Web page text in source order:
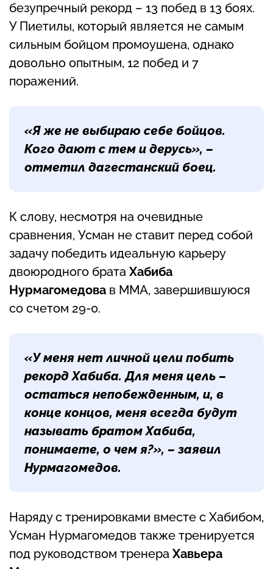
безупречный рекорд – 13 побед в 13 боях.
У Пиетилы, который является не самым
сильным бойцом промоушена, однако
довольно опытным, 12 побед и 7
поражений.
«Я же не выбираю себе бойцов.
Кого дают с тем и дерусь», –
отметил дагестанский боец.
К слову, несмотря на очевидные
сравнения, Усман не ставит перед собой
задачу победить идеальную карьеру
двоюродного брата Хабиба
Нурмагомедова в ММА, завершившуюся
со счетом 29-0.
«У меня нет личной цели побить
рекорд Хабиба. Для меня цель –
остаться непобежденным, и, в
конце концов, меня всегда будут
называть братом Хабиба,
понимаете, о чем я?», – заявил
Нурмагомедов.
Наряду с тренировками вместе с Хабибом,
Усман Нурмагомедов также тренируется
под руководством тренера Хавьера